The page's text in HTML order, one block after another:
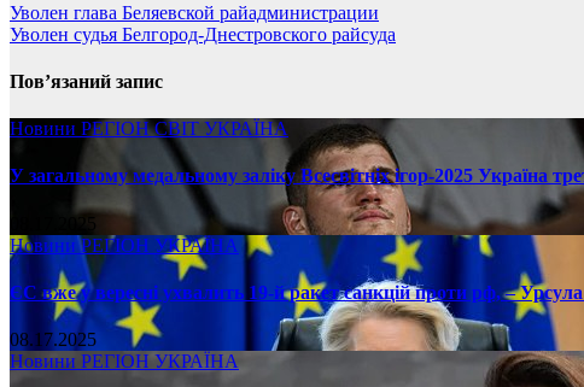
Уволен глава Беляевской райадминистрации
Уволен судья Белгород-Днестровского райсуда
Пов’язаний запис
Новини РЕГІОНСВІТ УКРАЇНА
У загальному медальному заліку Всесвітніх ігор-2025 Україна
08.17.2025
НовиниРЕГІОН УКРАЇНА
ЄС вже у вересні ухвалить 19-й ракет санкцій проти рф, –
08.17.2025
Новини РЕГІОН УКРАЇНА